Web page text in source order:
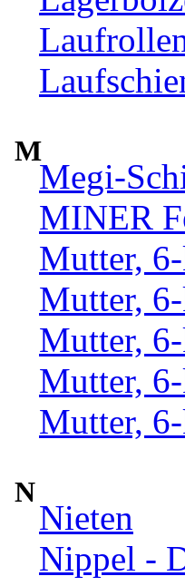
M
Megi-
MINER
Mutter,
Mutter,
Mutter,
Mutter,
Mutter,
N
Nieten
Nippel -